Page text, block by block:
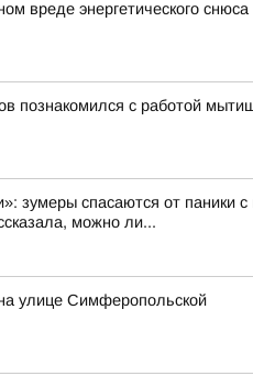
вреде энергетического снюса
познакомился с работой
зумеры спасаются от
можно ли...
улице Симферопольской